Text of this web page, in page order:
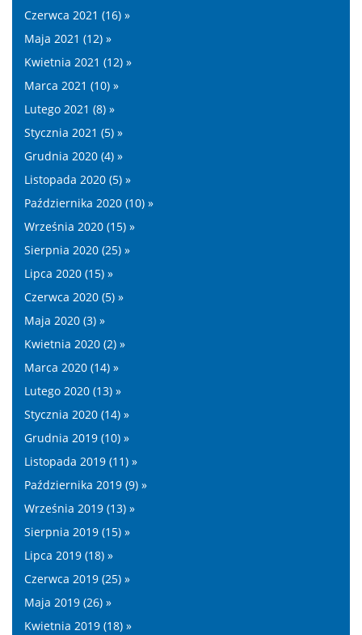
Czerwca 2021 (16) »
Maja 2021 (12) »
Kwietnia 2021 (12) »
Marca 2021 (10) »
Lutego 2021 (8) »
Stycznia 2021 (5) »
Grudnia 2020 (4) »
Listopada 2020 (5) »
Października 2020 (10) »
Września 2020 (15) »
Sierpnia 2020 (25) »
Lipca 2020 (15) »
Czerwca 2020 (5) »
Maja 2020 (3) »
Kwietnia 2020 (2) »
Marca 2020 (14) »
Lutego 2020 (13) »
Stycznia 2020 (14) »
Grudnia 2019 (10) »
Listopada 2019 (11) »
Października 2019 (9) »
Września 2019 (13) »
Sierpnia 2019 (15) »
Lipca 2019 (18) »
Czerwca 2019 (25) »
Maja 2019 (26) »
Kwietnia 2019 (18) »